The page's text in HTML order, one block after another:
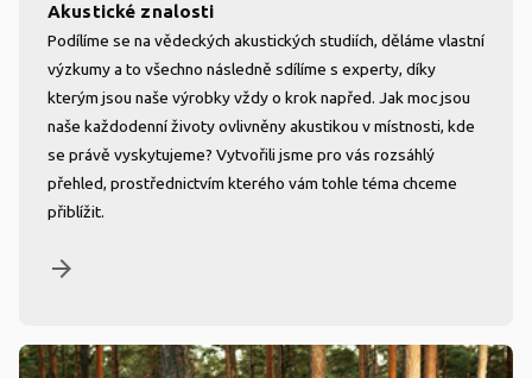
Akustické znalosti
Podílíme se na vědeckých akustických studiích, děláme vlastní
výzkumy a to všechno následně sdílíme s experty, díky
kterým jsou naše výrobky vždy o krok napřed. Jak moc jsou
naše každodenní životy ovlivněny akustikou v místnosti, kde
se právě vyskytujeme? Vytvořili jsme pro vás rozsáhlý
přehled, prostřednictvím kterého vám tohle téma chceme
přiblížit.
arrow_forward